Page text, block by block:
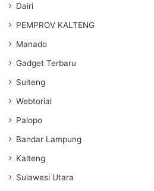
Dairi
PEMPROV KALTENG
Manado
Gadget Terbaru
Sulteng
Webtorial
Palopo
Bandar Lampung
Kalteng
Sulawesi Utara